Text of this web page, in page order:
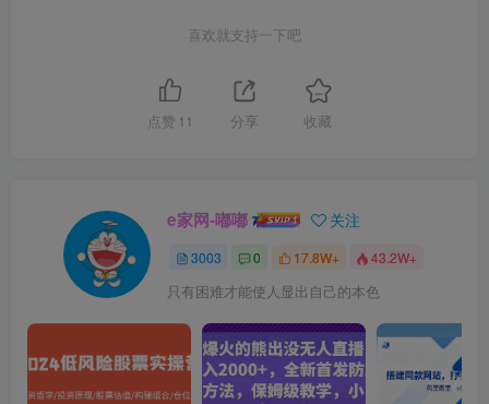
喜欢就支持一下吧
点赞 11 分享 收藏
e家网-嘟嘟 关注
3003 0 17.8W+ 43.2W+
只有困难才能使人显出自己的本色